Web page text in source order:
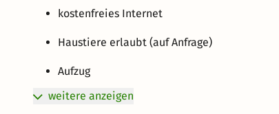
kostenfreies Internet
Haustiere erlaubt (auf Anfrage)
Aufzug
weitere anzeigen